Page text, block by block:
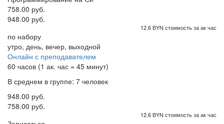
758.00 руб.
948.00 руб.
12.6 BYN стоимость за ак час
по набору
утро, день, вечер, выходной
Онлайн с преподавателем
60 часов (1 ак. час = 45 минут)
В среднем в группе: 7 человек
948.00 руб.
758.00 руб.
12.6 BYN стоимость за ак час